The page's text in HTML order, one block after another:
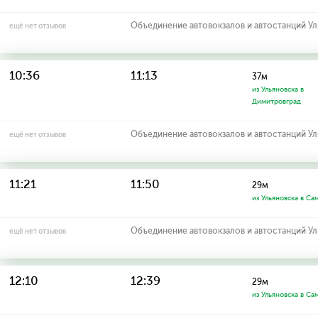
ещё нет отзывов Объединение автовокзалов и автостанций
10:36 11:13 37м
из Ульяновска в
Димитровград
ещё нет отзывов Объединение автовокзалов и автостанций
11:21 11:50 29м
из Ульяновска в
ещё нет отзывов Объединение автовокзалов и автостанций
12:10 12:39 29м
из Ульяновска в